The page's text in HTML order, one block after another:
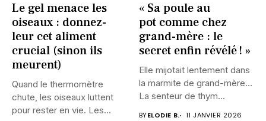
Le gel menace les
oiseaux : donnez-
leur cet aliment
crucial (sinon ils
meurent)
Quand le thermomètre
chute, les oiseaux luttent
pour rester en vie. Les...
« Sa poule au
pot comme chez
grand-mère : le
secret enfin révélé ! »
Elle mijotait lentement dans
la marmite de grand-mère…
La senteur de thym...
BYELODIE B. 11 JANVIER 2026